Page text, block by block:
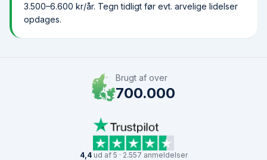
3.500–6.600 kr/år. Tegn tidligt før evt. arvelige lidelser
opdages.
Brugt af over
700.000
4,4ud af 5 · 2.557 anmeldelser